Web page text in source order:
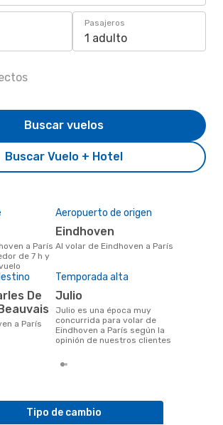
Pasajeros
1 adulto
Buscar Vuelo + Hotel
Buscar vuelos
de 7 h y
Aeropuerto de origen
Eindhoven
Al volar de Eindhoven a París
a París
Temporada alta
julio
julio es una época muy
concurrida para volar de
Eindhoven a París según la
opinión de nuestros clientes
Tipo de cambio